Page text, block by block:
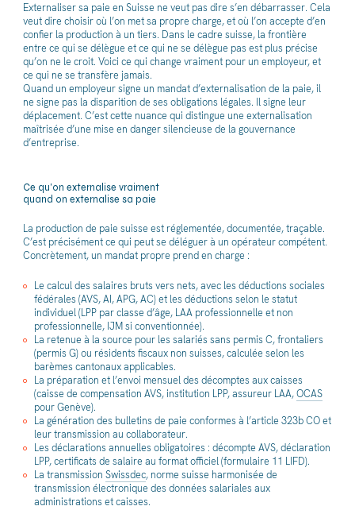
Externaliser sa paie en Suisse ne veut pas dire s’en débarrasser. Cela
veut dire choisir où l’on met sa propre charge, et où l’on accepte d’en
confier la production à un tiers. Dans le cadre suisse, la frontière
entre ce qui se délègue et ce qui ne se délègue pas est plus précise
qu’on ne le croit. Voici ce qui change vraiment pour un employeur, et
ce qui ne se transfère jamais.
Quand un employeur signe un mandat d’externalisation de la paie, il
ne signe pas la disparition de ses obligations légales. Il signe leur
déplacement. C’est cette nuance qui distingue une externalisation
maîtrisée d’une mise en danger silencieuse de la gouvernance
d’entreprise.
Ce qu'on externalise vraiment
quand on externalise sa paie
La production de paie suisse est réglementée, documentée, traçable.
C’est précisément ce qui peut se déléguer à un opérateur compétent.
Concrètement, un mandat propre prend en charge :
Le calcul des salaires bruts vers nets, avec les déductions sociales
fédérales (AVS, AI, APG, AC) et les déductions selon le statut
individuel (LPP par classe d’âge, LAA professionnelle et non
professionnelle, IJM si conventionnée).
La retenue à la source pour les salariés sans permis C, frontaliers
(permis G) ou résidents fiscaux non suisses, calculée selon les
barèmes cantonaux applicables.
La préparation et l’envoi mensuel des décomptes aux caisses
(caisse de compensation AVS, institution LPP, assureur LAA,OCAS
pour Genève).
La génération des bulletins de paie conformes à l’article 323b CO et
leur transmission au collaborateur.
Les déclarations annuelles obligatoires : décompte AVS, déclaration
LPP, certificats de salaire au format officiel (formulaire 11 LIFD).
La transmission Swissdec, norme suisse harmonisée de
transmission électronique des données salariales aux
administrations et caisses.